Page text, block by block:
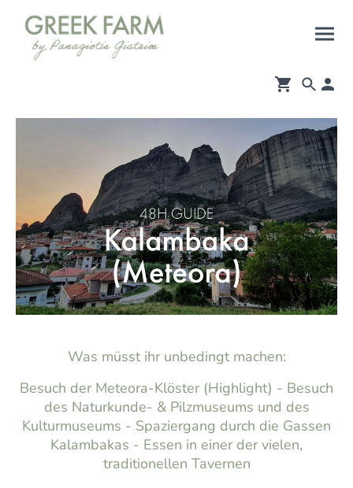
Was müsst ihr unbedingt machen:
Besuch der Meteora-Klöster (Highlight) - Besuch
des Naturkunde- & Pilzmuseums und des
Kulturmuseums - Spaziergang durch die Gassen
Kalambakas - Essen in einer der vielen,
traditionellen Tavernen